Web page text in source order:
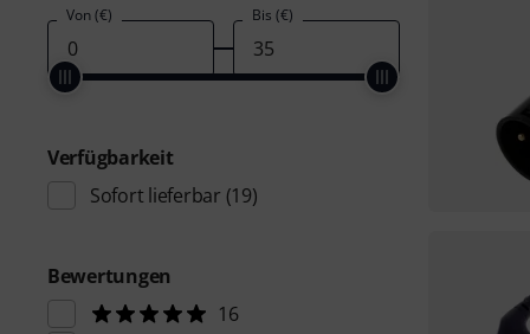
Von (€) Bis (€)
Verfügbarkeit
Sofort lieferbar (19)
Bewertungen
16